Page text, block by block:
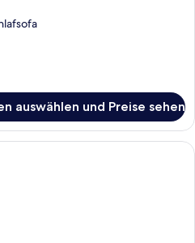
auswählen und Preise sehen